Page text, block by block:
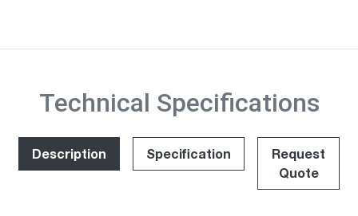
Technical Specifications
Description Specification
Request
Quote